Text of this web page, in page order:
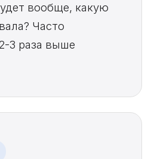
вообще, какую
Часто
3 раза выше